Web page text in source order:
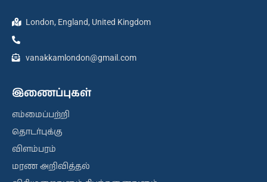
London, England, United Kingdom
vanakkamlondon@gmail.com
இணைப்புகள்
எம்மைப்பற்றி
தொடர்புக்கு
விளம்பரம்
மரண அறிவித்தல்